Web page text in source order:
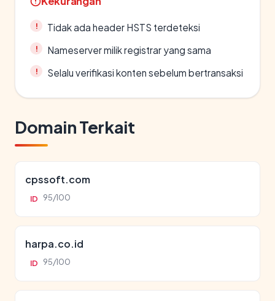
Tidak ada header HSTS terdeteksi
Nameserver milik registrar yang sama
Selalu verifikasi konten sebelum bertransaksi
Domain Terkait
cpssoft.com
ID 95/100
harpa.co.id
ID 95/100